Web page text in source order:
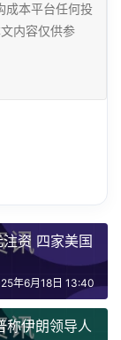
成本平台任何投
内容仅供参
资 四家美国
年6月18日 13:40
称伊朗领导人